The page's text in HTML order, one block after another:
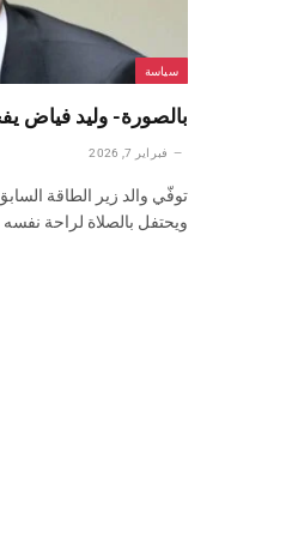
سياسة
بالصورة- وليد فياض
فبراير 7, 2026
توفّي والد زير الطاقة
ويحتفل بالصلاة لراحة